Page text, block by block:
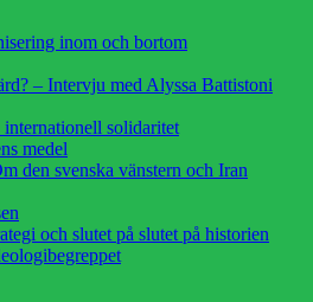
inom och bortom
– Intervju med Alyssa Battistoni
solidaritet
medel
den svenska vänstern och Iran
och slutet på slutet på historien